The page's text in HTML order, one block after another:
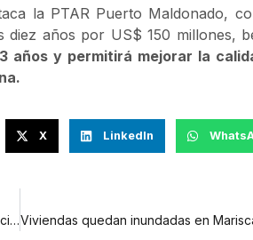
la PTAR Puerto Maldonado,
años por US$ 150 millones,
años y permitirá mejorar la
X LinkedIn
Lamas será sede de la ruta de la celebración internacional por el 14° aniversario de la Amazonía, Maravilla Natural del Mundo